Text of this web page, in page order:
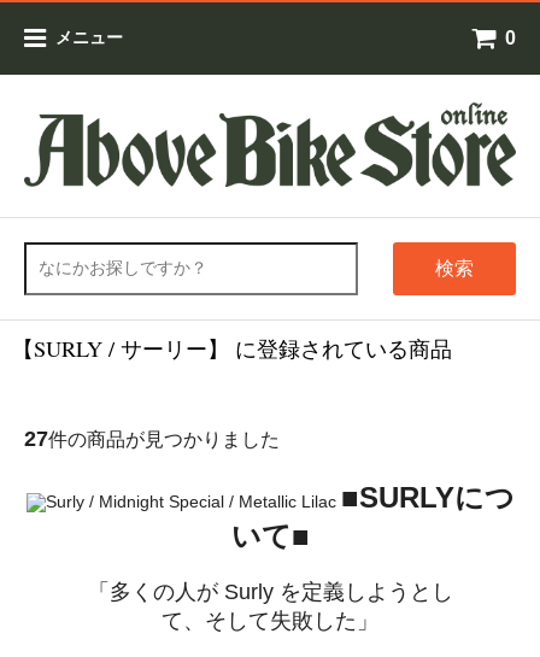
メニュー 0
検索
【SURLY / サーリー】 に登録されている商品
27件の商品が見つかりました
■SURLYにつ
いて■
「多くの人が Surly を定義しようとし
て、そして失敗した」